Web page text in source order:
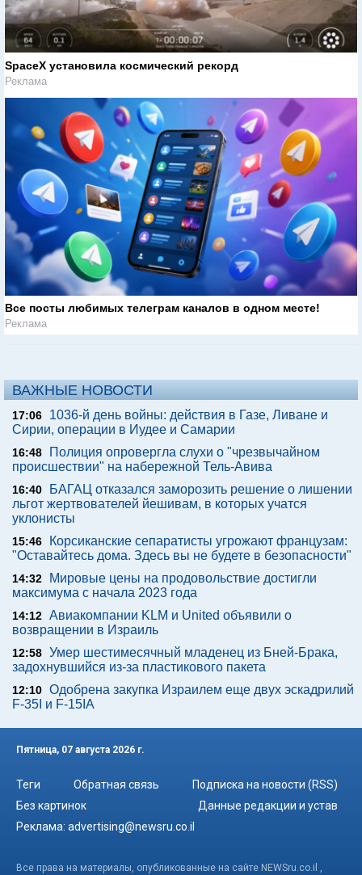
SpaceX установила космический рекорд
Реклама
Все посты любимых телеграм каналов в одном месте!
Реклама
ВАЖНЫЕ НОВОСТИ
17:06
1036-й день войны: действия в Газе, Ливане и
Сирии, операции в Иудее и Самарии
16:48
Полиция опровергла слухи о "чрезвычайном
происшествии" на набережной Тель-Авива
16:40
БАГАЦ отказался заморозить решение о лишении
льгот жертвователей йешивам, в которых учатся
уклонисты
15:46
Корсиканские сепаратисты угрожают французам:
"Оставайтесь дома. Здесь вы не будете в безопасности"
14:32
Мировые цены на продовольствие достигли
максимума с начала 2023 года
14:12 Авиакомпании KLM и United объявили о
возвращении в Израиль
12:58 Умер шестимесячный младенец из Бней-Брака,
задохнувшийся из-за пластикового пакета
12:10 Одобрена закупка Израилем еще двух эскадрилий
F-35I и F-15IA
Пятница, 07 августа 2026 г.
Теги Обратная связь
Подписка на новости (RSS)
Без картинок
Данные редакции и устав
Реклама: advertising@newsru.co.il
Все права на материалы, опубликованные на сайте NEWSru.co.il ,